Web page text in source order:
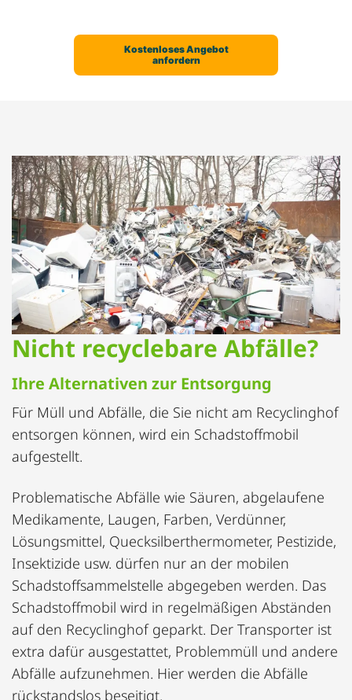
Nicht recyclebare Abfälle?
Ihre Alternativen zur Entsorgung
Für Müll und Abfälle, die Sie nicht am Recyclinghof
entsorgen können, wird ein Schadstoffmobil
aufgestellt.
Problematische Abfälle wie Säuren, abgelaufene
Medikamente, Laugen, Farben, Verdünner,
Lösungsmittel, Quecksilberthermometer, Pestizide,
Insektizide usw. dürfen nur an der mobilen
Schadstoffsammelstelle abgegeben werden. Das
Schadstoffmobil wird in regelmäßigen Abständen
auf den Recyclinghof geparkt. Der Transporter ist
extra dafür ausgestattet, Problemmüll und andere
Abfälle aufzunehmen. Hier werden die Abfälle
rückstandslos beseitigt.